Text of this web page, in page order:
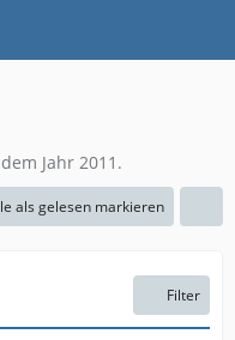
Jahr 2011.
als gelesen markieren
Filter